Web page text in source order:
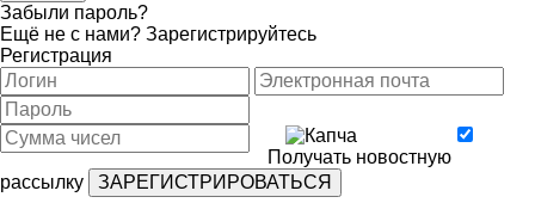
Забыли пароль?
Ещё не с нами? Зарегистрируйтесь
Регистрация
Получать новостную
рассылку